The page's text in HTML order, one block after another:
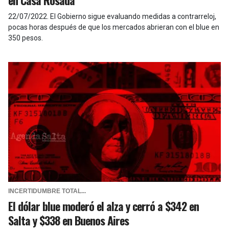
22/07/2022 El Gobierno sigue evaluando medidas a contrarreloj,
pocas horas después de que los mercados abrieran con el blue en
350 pesos.
INCERTIDUMBRE TOTAL...
El dólar blue moderó el alza y cerró a $342 en
Salta y $338 en Buenos Aires